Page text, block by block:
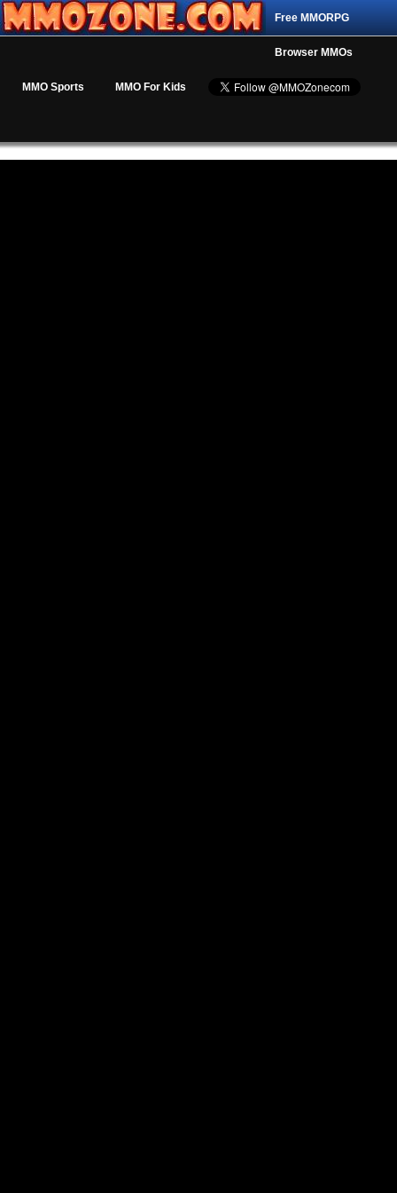
Free MMORPG
Browser MMOs
MMO Sports MMO For Kids